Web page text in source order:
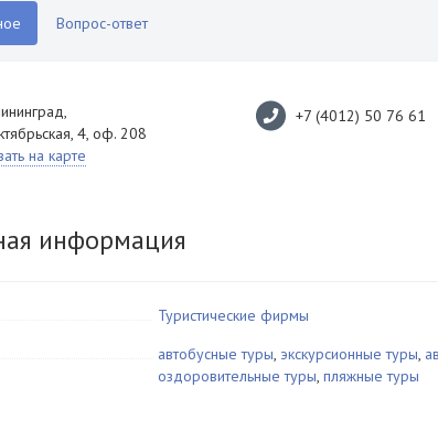
Вопрос-ответ
,
4, оф. 208
на карте
+7 (4012) 50 76 61
информация
Туристические фирмы
автобусные туры, экскурсионные туры,
оздоровительные туры, пляжные туры